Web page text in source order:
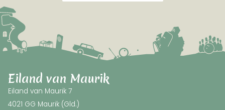
Eiland van Maurik
Eiland van Maurik 7
4021 GG Maurik (Gld.)